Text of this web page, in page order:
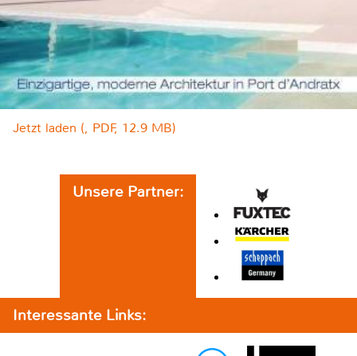
Jetzt laden (, PDF, 12.9 MB)
Unsere Partner:
Interessante Links: